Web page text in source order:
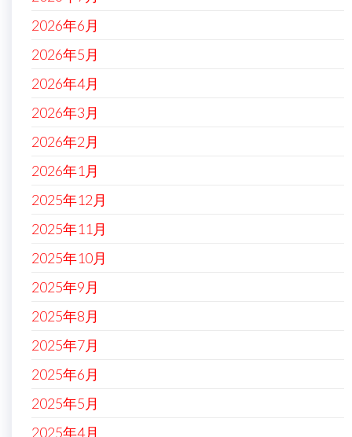
2026年6月
2026年5月
2026年4月
2026年3月
2026年2月
2026年1月
2025年12月
2025年11月
2025年10月
2025年9月
2025年8月
2025年7月
2025年6月
2025年5月
2025年4月